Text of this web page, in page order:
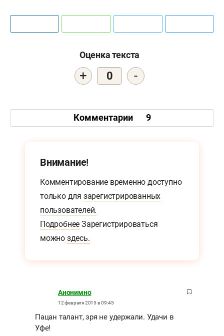
Оценка текста
+ 0 -
Комментарии 9
Внимание!
Комментирование временно доступно
только для зарегистрированных
пользователей.
Подробнее Зарегистрироваться
можно здесь.
Анонимно
12 февраля 2015 в 09:45
Пацан талант, зря не удержали. Удачи в
Уфе!